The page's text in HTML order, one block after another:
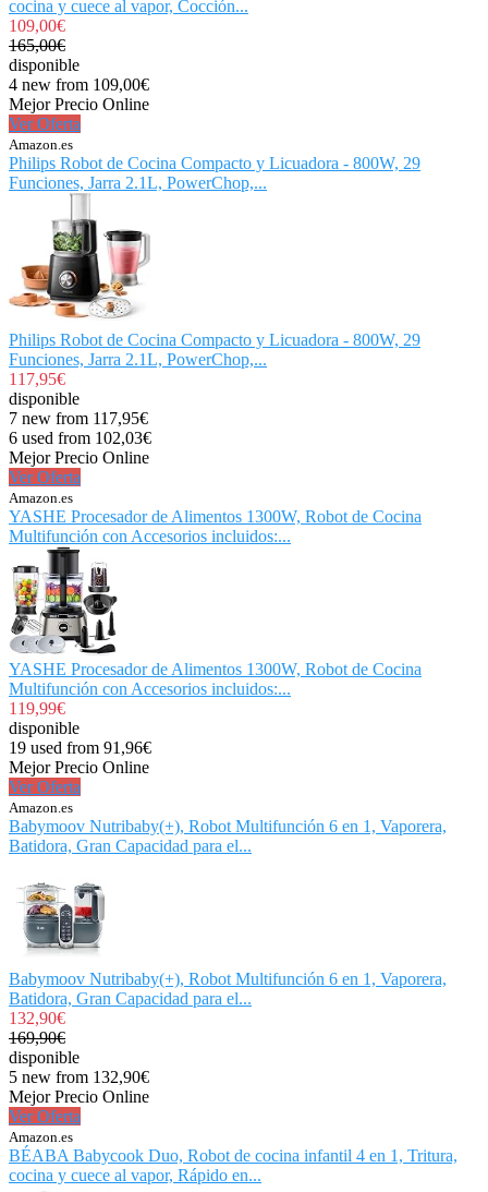
cocina y cuece al vapor, Cocción...
109,00€
165,00€
disponible
4 new from 109,00€
Mejor Precio Online
Ver Oferta
Amazon.es
Philips Robot de Cocina Compacto y Licuadora - 800W, 29
Funciones, Jarra 2.1L, PowerChop,...
Philips Robot de Cocina Compacto y Licuadora - 800W, 29
Funciones, Jarra 2.1L, PowerChop,...
117,95€
disponible
7 new from 117,95€
6 used from 102,03€
Mejor Precio Online
Ver Oferta
Amazon.es
YASHE Procesador de Alimentos 1300W, Robot de Cocina
Multifunción con Accesorios incluidos:...
YASHE Procesador de Alimentos 1300W, Robot de Cocina
Multifunción con Accesorios incluidos:...
119,99€
disponible
19 used from 91,96€
Mejor Precio Online
Ver Oferta
Amazon.es
Babymoov Nutribaby(+), Robot Multifunción 6 en 1, Vaporera,
Batidora, Gran Capacidad para el...
Babymoov Nutribaby(+), Robot Multifunción 6 en 1, Vaporera,
Batidora, Gran Capacidad para el...
132,90€
169,90€
disponible
5 new from 132,90€
Mejor Precio Online
Ver Oferta
Amazon.es
BÉABA Babycook Duo, Robot de cocina infantil 4 en 1, Tritura,
cocina y cuece al vapor, Rápido en...